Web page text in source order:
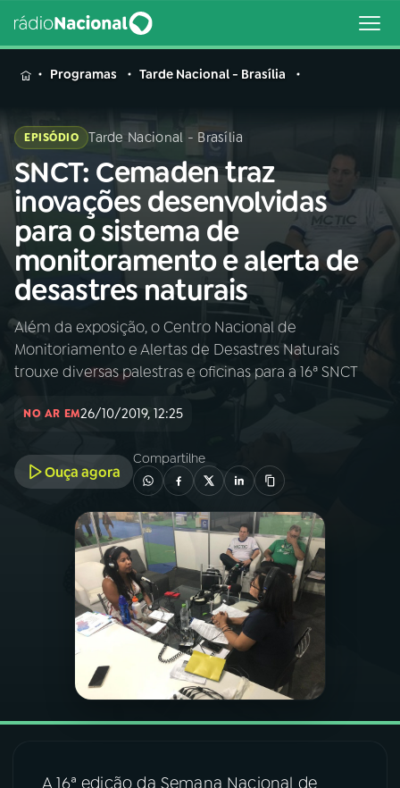
MENU
Buscar
na
Rádio
Nacional
Buscar
AO VIVO
01INÍCIO
PODCASTS
VIDEOCASTS
ÚLTIMAS
Programas Tarde Nacional - Brasília
EPISÓDIO Tarde Nacional - Brasília
SNCT: Cemaden traz
inovações desenvolvidas
para o sistema de
monitoramento e alerta de
desastres naturais
Além da exposição, o Centro Nacional de
Monitoriamento e Alertas de Desastres Naturais
trouxe diversas palestras e oficinas para a 16ª SNCT
NO AR EM26/10/2019, 12:25
Ouça agora
Compartilhe
A 16ª edição da Semana Nacional de